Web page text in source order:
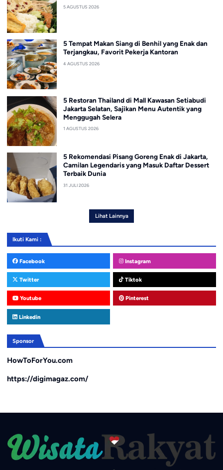
5 AGUSTUS 2026
5 Tempat Makan Siang di Benhil yang Enak dan
Terjangkau, Favorit Pekerja Kantoran
4 AGUSTUS 2026
5 Restoran Thailand di Mall Kawasan Setiabudi
Jakarta Selatan, Sajikan Menu Autentik yang
Menggugah Selera
1 AGUSTUS 2026
5 Rekomendasi Pisang Goreng Enak di Jakarta,
Camilan Legendaris yang Masuk Daftar Dessert
Terbaik Dunia
31 JULI 2026
Lihat Lainnya
Ikuti Kami :
Facebook Instagram
Twitter Tiktok
Youtube Pinterest
Linkedin
Sponsor
HowToForYou.com
https://digimagaz.com/